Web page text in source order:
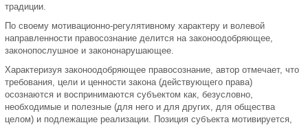
традиции.
По своему мотивационно-регулятивному характеру и волевой
направленности правосознание делится на законоодобряющее,
законопослушное и закононарушающее.
Характеризуя законоодобряющее правосознание, автор отмечает, что
требования, цели и ценности закона (действующего права)
осознаются и воспринимаются субъектом как, безусловно,
необходимые и полезные (для него и для других, для общества
целом) и подлежащие реализации. Позиция субъекта мотивируется,